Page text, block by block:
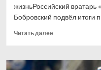
жизньРоссийский
Бобровский подвёл итоги
Читать далееПрочитать
Бобровский: